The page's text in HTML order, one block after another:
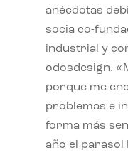
anécdotas
socia co-
industrial y
odosdesign.
porque me
problemas e
forma más
año el parasol